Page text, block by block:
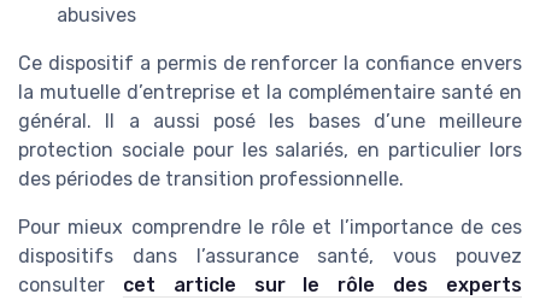
abusives
Ce dispositif a permis de renforcer la confiance envers
la mutuelle d’entreprise et la complémentaire santé en
général. Il a aussi posé les bases d’une meilleure
protection sociale pour les salariés, en particulier lors
des périodes de transition professionnelle.
Pour mieux comprendre le rôle et l’importance de ces
dispositifs dans l’assurance santé, vous pouvez
consulter cet article sur le rôle des experts